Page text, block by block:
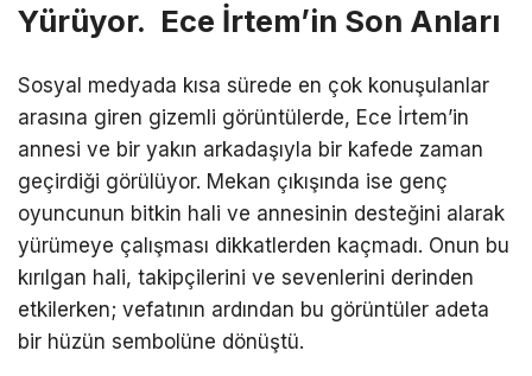
Yürüyor. Ece İrtem’in Son Anları
Sosyal medyada kısa sürede en çok konuşulanlar
arasına giren gizemli görüntülerde, Ece İrtem’in
annesi ve bir yakın arkadaşıyla bir kafede zaman
geçirdiği görülüyor. Mekan çıkışında ise genç
oyuncunun bitkin hali ve annesinin desteğini alarak
yürümeye çalışması dikkatlerden kaçmadı. Onun bu
kırılgan hali, takipçilerini ve sevenlerini derinden
etkilerken; vefatının ardından bu görüntüler adeta
bir hüzün sembolüne dönüştü.